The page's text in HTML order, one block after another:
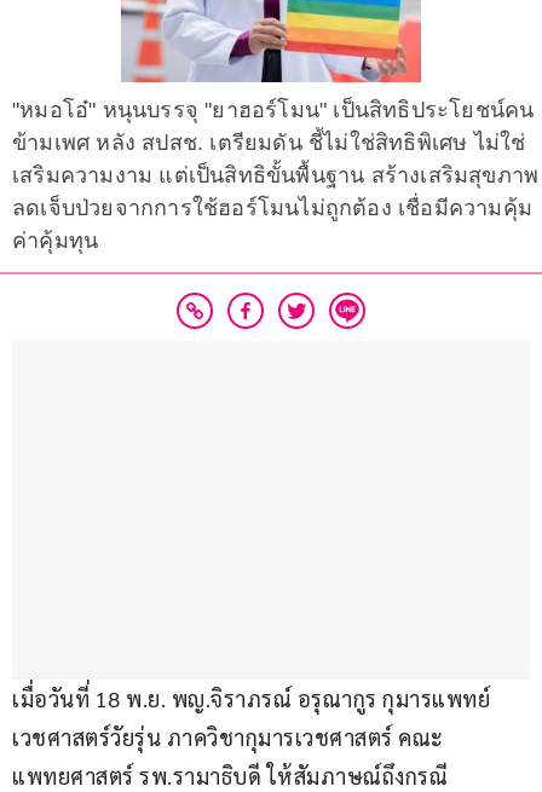
"หมอโอ๋" หนุนบรรจุ "ยาฮอร์โมน" เป็นสิทธิประโยชน์คน
ข้ามเพศ หลัง สปสช. เตรียมดัน ชี้ไม่ใช่สิทธิพิเศษ ไม่ใช่
เสริมความงาม แต่เป็นสิทธิขั้นพื้นฐาน สร้างเสริมสุขภาพ
ลดเจ็บป่วยจากการใช้ฮอร์โมนไม่ถูกต้อง เชื่อมีความคุ้ม
ค่าคุ้มทุน
เมื่อวันที่ 18 พ.ย. พญ.จิราภรณ์ อรุณากูร กุมารแพทย์
เวชศาสตร์วัยรุ่น ภาควิชากุมารเวชศาสตร์ คณะ
แพทยศาสตร์ รพ.รามาธิบดี ให้สัมภาษณ์ถึงกรณี